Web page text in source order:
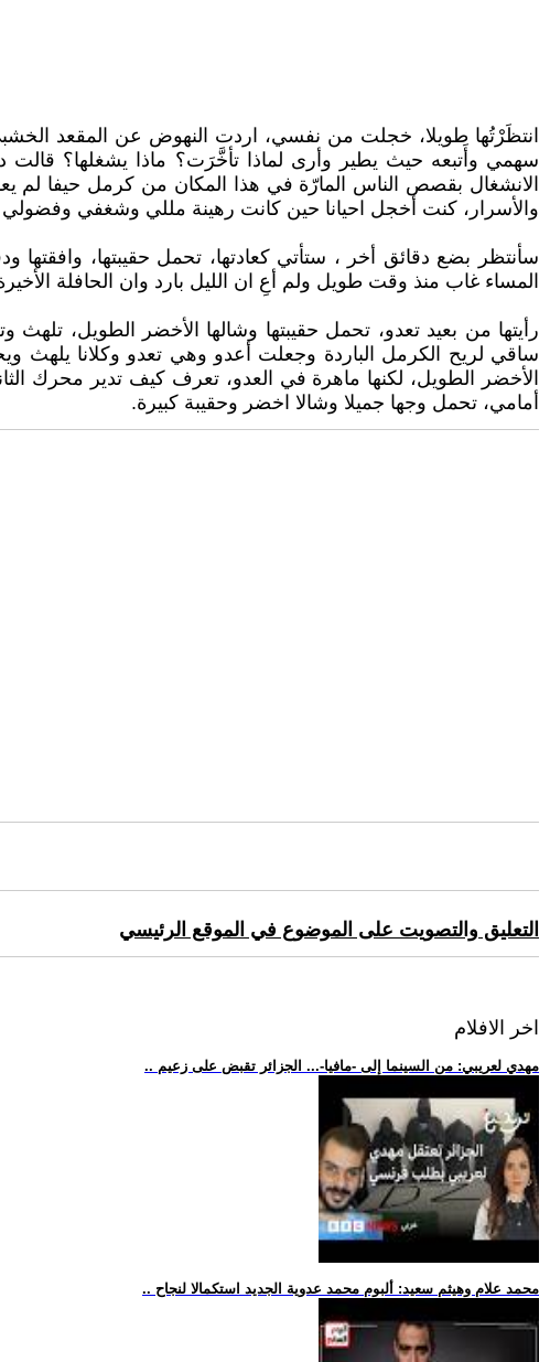
انتظَرْتُها طويلا، خجلت من نفسي، اردت النهوض عن المقعد
سهمي وأَتبعه حيث يطير وأرى لماذا تأخَّرَت؟ ماذا يشغلها؟ قالت
الانشغال بقصص الناس المارّة في هذا المكان من كرمل حيفا لم
والأسرار، كنت أخجل احيانا حين كانت رهينة مللي وشغفي
سأنتظر بضع دقائق أخر ، ستأتي كعادتها، تحمل حقيبتها،
المساء غاب منذ وقت طويل ولم أعِ ان الليل بارد وان الحافلة
رأيتها من بعيد تعدو، تحمل حقيبتها وشالها الأخضر الطويل،
ساقي لريح الكرمل الباردة وجعلت أعدو وهي تعدو وكلانا
الأخضر الطويل، لكنها ماهرة في العدو، تعرف كيف تدير محرك
أمامي، تحمل وجها جميلا وشالا اخضر وحقيبة كبيرة.
التعليق والتصويت على الموضوع في الموقع الرئيسي
اخر الافلام
.. مهدي لعريبي: من السينما إلى -مافيا-... الجزائر تقبض على زعيم
.. محمد علام وهيثم سعيد: ألبوم محمد عدوية الجديد استكمالا لنجاح